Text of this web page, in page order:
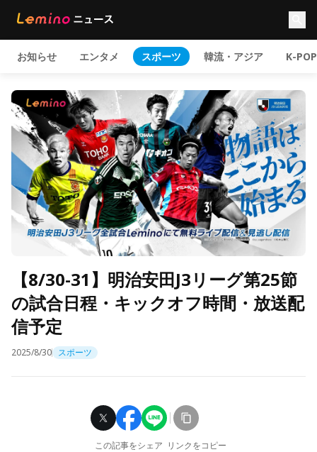
お知らせ エンタメ スポーツ 韓流・アジア K-POP
【8/30-31】明治安田J3リーグ第25節
の試合日程・キックオフ時間・放送配
信予定
2025/8/30 スポーツ
この記事をシェア リンクをコピー